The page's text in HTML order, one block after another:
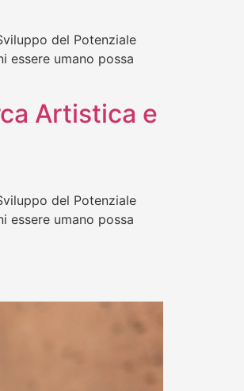
del Potenziale
essere umano possa
Artistica e
del Potenziale
essere umano possa